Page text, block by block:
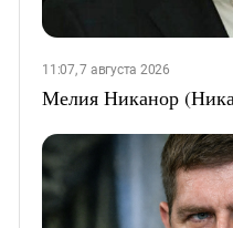
11:07, 7 августа 2026
Мелия Никанор